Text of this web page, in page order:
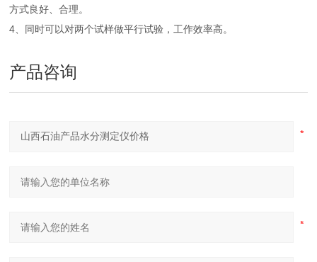
方式良好、合理。
4、同时可以对两个试样做平行试验，工作效率高。
产品咨询